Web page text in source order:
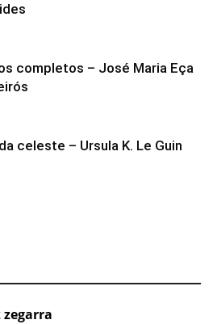
completos – José Maria Eça
celeste – Ursula K. Le Guin
zegarra